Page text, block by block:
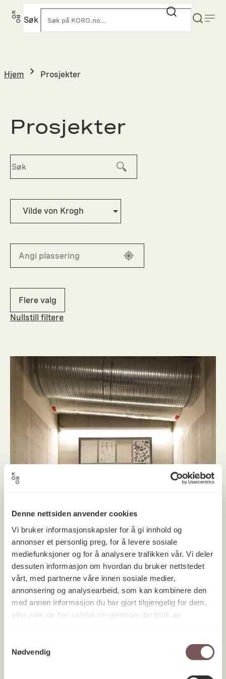
Denne nettsiden anvender cookies
Vi bruker informasjonskapsler for å gi innhold og
annonser et personlig preg, for å levere sosiale
mediefunksjoner og for å analysere trafikken vår. Vi deler
dessuten informasjon om hvordan du bruker nettstedet
vårt, med partnerne våre innen sosiale medier,
annonsering og analysearbeid, som kan kombinere den
med annen informasjon du har gjort tilgjengelig for dem,
eller som de har samlet inn gjennom din bruk av
Nødvendig
Hopp
Søk
Hjem Prosjekter
Prosjekter
Vilde von Krogh
Flere valg
Nullstill filtere